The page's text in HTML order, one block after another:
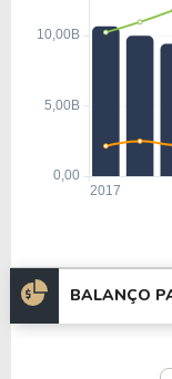
BALANÇO